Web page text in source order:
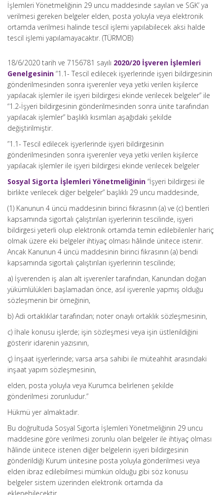
İşlemleri Yönetmeliğinin 29 uncu maddesinde sayılan ve SGK’ ya
verilmesi gereken belgeler elden, posta yoluyla veya elektronik
ortamda verilmesi halinde tescil işlemi yapılabilecek aksi halde
tescil işlemi yapılamayacaktır. (TÜRMOB)
18/6/2020 tarih ve 7156781 sayılı 2020/20 İşveren İşlemleri
Genelgesinin “1.1- Tescil edilecek işyerlerinde işyeri bildirgesinin
gönderilmesinden sonra işverenler veya yetki verilen kişilerce
yapılacak işlemler ile işyeri bildirgesi ekinde verilecek belgeler” ile
“1.2-İşyeri bildirgesinin gönderilmesinden sonra ünite tarafından
yapılacak işlemler” başlıklı kısımları aşağıdaki şekilde
değiştirilmiştir.
”1.1- Tescil edilecek işyerlerinde işyeri bildirgesinin
gönderilmesinden sonra işverenler veya yetki verilen kişilerce
yapılacak işlemler ile işyeri bildirgesi ekinde verilecek belgeler
Sosyal Sigorta İşlemleri Yönetmeliğinin “İşyeri bildirgesi ile
birlikte verilecek diğer belgeler” başlıklı 29 uncu maddesinde,
(1) Kanunun 4 üncü maddesinin birinci fıkrasının (a) ve (c) bentleri
kapsamında sigortalı çalıştırılan işyerlerinin tescilinde, işyeri
bildirgesi yeterli olup elektronik ortamda temin edilebilenler hariç
olmak üzere eki belgeler ihtiyaç olması hâlinde ünitece istenir.
Ancak Kanunun 4 üncü maddesinin birinci fıkrasının (a) bendi
kapsamında sigortalı çalıştırılan işyerlerinin tescilinde;
a) İşverenden iş alan alt işverenler tarafından, Kanundan doğan
yükümlülükleri başlamadan önce, asıl işverenle yapmış olduğu
sözleşmenin bir örneğinin,
b) Adi ortaklıklar tarafından; noter onaylı ortaklık sözleşmesinin,
c) İhale konusu işlerde; işin sözleşmesi veya işin üstlenildiğini
gösterir idarenin yazısının,
ç) İnşaat işyerlerinde; varsa arsa sahibi ile müteahhit arasındaki
inşaat yapım sözleşmesinin,
elden, posta yoluyla veya Kurumca belirlenen şekilde
gönderilmesi zorunludur.”
Hükmü yer almaktadır.
Bu doğrultuda Sosyal Sigorta İşlemleri Yönetmeliğinin 29 uncu
maddesine göre verilmesi zorunlu olan belgeler ile ihtiyaç olması
hâlinde ünitece istenen diğer belgelerin işyeri bildirgesinin
gönderildiği Kurum ünitesine posta yoluyla gönderilmesi veya
elden ibraz edilebilmesi mümkün olduğu gibi söz konusu
belgeler sistem üzerinden elektronik ortamda da